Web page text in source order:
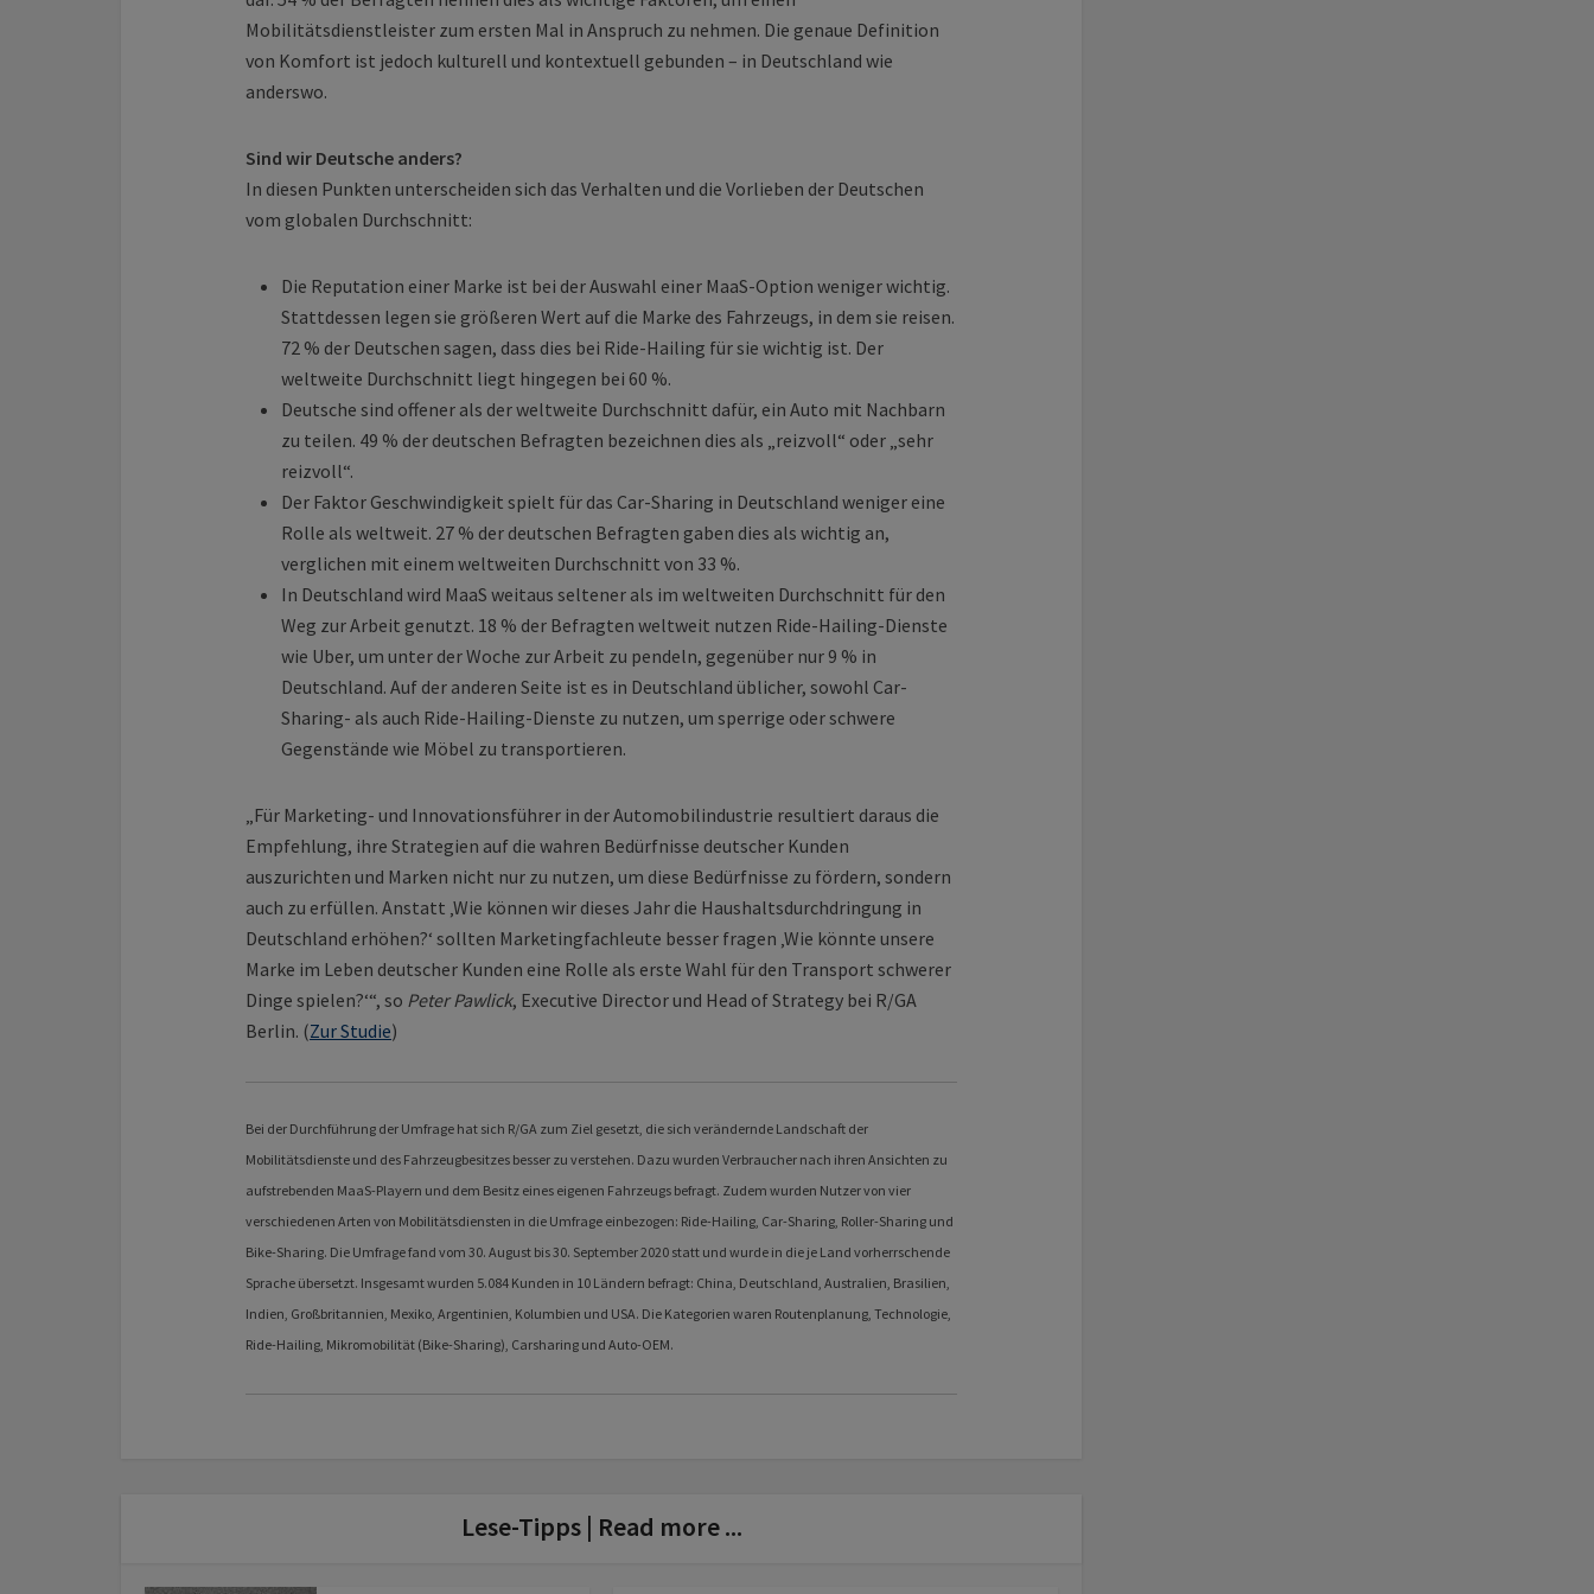
Mobilitätsdienstleister zum ersten Mal in Anspruch zu nehmen. Die genaue Definition
von Komfort ist jedoch kulturell und kontextuell gebunden – in Deutschland wie
anderswo.
Sind wir Deutsche anders?
In diesen Punkten unterscheiden sich das Verhalten und die Vorlieben der Deutschen
vom globalen Durchschnitt:
Die Reputation einer Marke ist bei der Auswahl einer MaaS-Option weniger wichtig.
Stattdessen legen sie größeren Wert auf die Marke des Fahrzeugs, in dem sie reisen.
72 % der Deutschen sagen, dass dies bei Ride-Hailing für sie wichtig ist. Der
weltweite Durchschnitt liegt hingegen bei 60 %.
Deutsche sind offener als der weltweite Durchschnitt dafür, ein Auto mit Nachbarn
zu teilen. 49 % der deutschen Befragten bezeichnen dies als „reizvoll“ oder „sehr
reizvoll“.
Der Faktor Geschwindigkeit spielt für das Car-Sharing in Deutschland weniger eine
Rolle als weltweit. 27 % der deutschen Befragten gaben dies als wichtig an,
verglichen mit einem weltweiten Durchschnitt von 33 %.
In Deutschland wird MaaS weitaus seltener als im weltweiten Durchschnitt für den
Weg zur Arbeit genutzt. 18 % der Befragten weltweit nutzen Ride-Hailing-Dienste
wie Uber, um unter der Woche zur Arbeit zu pendeln, gegenüber nur 9 % in
Deutschland. Auf der anderen Seite ist es in Deutschland üblicher, sowohl Car-
Sharing- als auch Ride-Hailing-Dienste zu nutzen, um sperrige oder schwere
Gegenstände wie Möbel zu transportieren.
„Für Marketing- und Innovationsführer in der Automobilindustrie resultiert daraus die
Empfehlung, ihre Strategien auf die wahren Bedürfnisse deutscher Kunden
auszurichten und Marken nicht nur zu nutzen, um diese Bedürfnisse zu fördern, sondern
auch zu erfüllen. Anstatt ‚Wie können wir dieses Jahr die Haushaltsdurchdringung in
Deutschland erhöhen?‘ sollten Marketingfachleute besser fragen ‚Wie könnte unsere
Marke im Leben deutscher Kunden eine Rolle als erste Wahl für den Transport schwerer
Dinge spielen?‘“, so Peter Pawlick, Executive Director und Head of Strategy bei R/GA
Berlin. (Zur Studie)
Bei der Durchführung der Umfrage hat sich R/GA zum Ziel gesetzt, die sich verändernde Landschaft der
Mobilitätsdienste und des Fahrzeugbesitzes besser zu verstehen. Dazu wurden Verbraucher nach ihren Ansichten zu
aufstrebenden MaaS-Playern und dem Besitz eines eigenen Fahrzeugs befragt. Zudem wurden Nutzer von vier
verschiedenen Arten von Mobilitätsdiensten in die Umfrage einbezogen: Ride-Hailing, Car-Sharing, Roller-Sharing und
Bike-Sharing. Die Umfrage fand vom 30. August bis 30. September 2020 statt und wurde in die je Land vorherrschende
Sprache übersetzt. Insgesamt wurden 5.084 Kunden in 10 Ländern befragt: China, Deutschland, Australien, Brasilien,
Indien, Großbritannien, Mexiko, Argentinien, Kolumbien und USA. Die Kategorien waren Routenplanung, Technologie,
Ride-Hailing, Mikromobilität (Bike-Sharing), Carsharing und Auto-OEM.
Lese-Tipps | Read more ...